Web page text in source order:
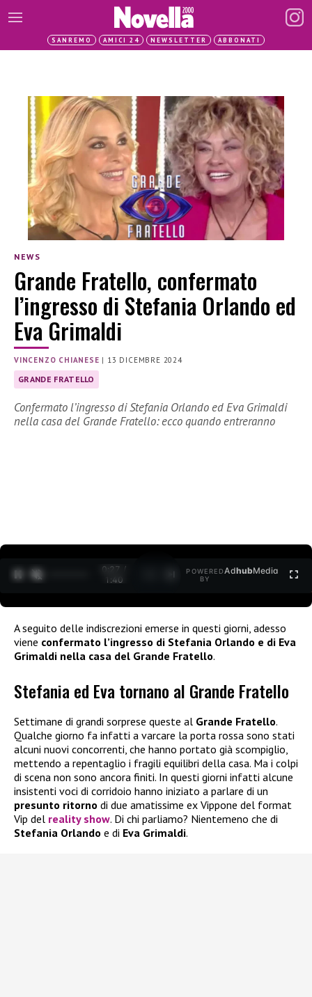
SANREMO AMICI 24 NEWSLETTER ABBONATI
NEWS
Grande Fratello, confermato
l’ingresso di Stefania Orlando ed
Eva Grimaldi
VINCENZO CHIANESE | 13 DICEMBRE 2024
GRANDE FRATELLO
Confermato l’ingresso di Stefania Orlando ed Eva Grimaldi
nella casa del Grande Fratello: ecco quando entreranno
0:28 /
1:40
POWERED
BY
AdhubMedia
A seguito delle indiscrezioni emerse in questi giorni, adesso
viene confermato l’ingresso di Stefania Orlando e di Eva
Grimaldi nella casa del Grande Fratello.
Stefania ed Eva tornano al Grande Fratello
Settimane di grandi sorprese queste al Grande Fratello.
Qualche giorno fa infatti a varcare la porta rossa sono stati
alcuni nuovi concorrenti, che hanno portato già scompiglio,
mettendo a repentaglio i fragili equilibri della casa. Ma i colpi
di scena non sono ancora finiti. In questi giorni infatti alcune
insistenti voci di corridoio hanno iniziato a parlare di un
presunto ritorno di due amatissime ex Vippone del format
Vip del reality show. Di chi parliamo? Nientemeno che di
Stefania Orlando e di Eva Grimaldi.